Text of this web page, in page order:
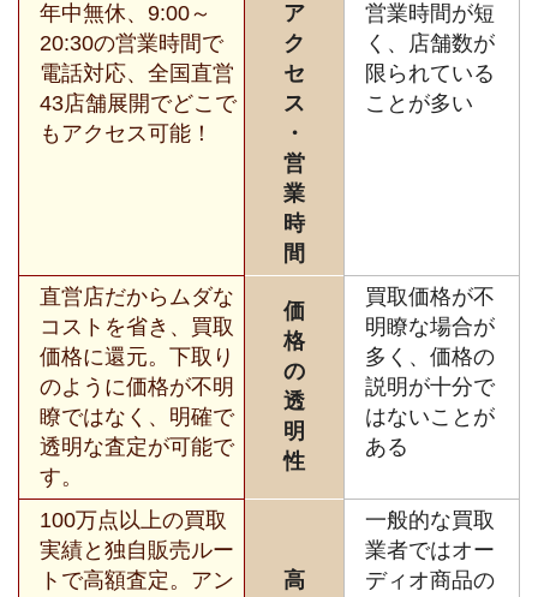
年中無休、9:00～
20:30の営業時間で
電話対応、全国直営
43店舗展開でどこで
もアクセス可能！
ア
ク
セ
ス
・
営
業
時
間
営業時間が短
く、店舗数が
限られている
ことが多い
直営店だからムダな
コストを省き、買取
価格に還元。下取り
のように価格が不明
瞭ではなく、明確で
透明な査定が可能で
す。
価
格
の
透
明
性
買取価格が不
明瞭な場合が
多く、価格の
説明が十分で
はないことが
ある
100万点以上の買取
実績と独自販売ルー
トで高額査定。アン
高
一般的な買取
業者ではオー
ディオ商品の